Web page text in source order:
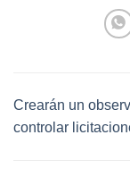
Crearán un
controlar